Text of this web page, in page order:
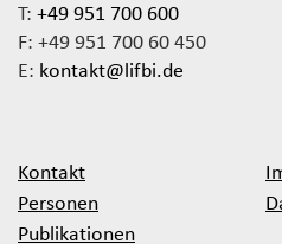
T: +49 951 700 600
F: +49 951 700 60 450
E: kontakt@lifbi.de
Kontakt
Personen
Publikationen